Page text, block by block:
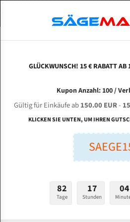
WESA 400-X-CNC für
Länge
Stärken +
ABOUTS
ENGLISH
Bi-Metall Meterware
Fleischerei Bandsägeblätter
Bandmesser Glatt Meterware
Konvex Meterware
GLÜCKWUNSCH! 15 € RABATT
Kupon Anzahl: 100 /
Gültig für Einkäufe ab150.00 EUR-
KLICKEN SIE UNTEN, UM IHREN
82
Tage
17
Stunden
04